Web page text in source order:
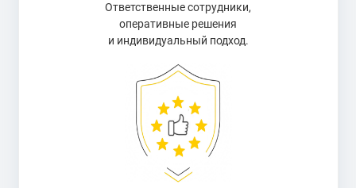
Ответственные сотрудники,
оперативные решения
и индивидуальный подход.